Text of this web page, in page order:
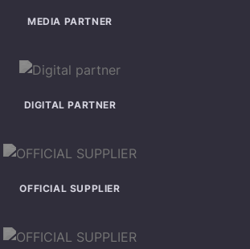
MEDIA PARTNER
DIGITAL PARTNER
OFFICIAL SUPPLIER